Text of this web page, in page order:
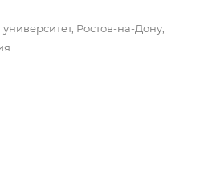
Ростов-на-Дону,